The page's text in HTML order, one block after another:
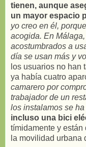
tienen, aunque
un mayor espacio
yo creo en él,
acogida. En
acostumbrados a
día se usan más y
los usuarios no han
ya había cuatro
camarero por
trabajador de un
los instalamos se
incluso una bici
tímidamente y
la movilidad urbana